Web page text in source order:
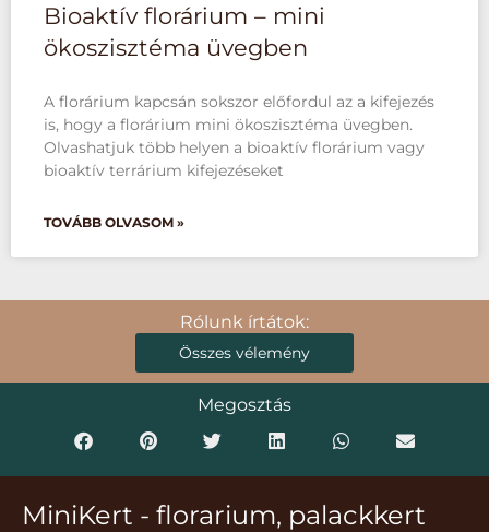
Bioaktív florárium – mini
ökoszisztéma üvegben
A florárium kapcsán sokszor előfordul az a kifejezés
is, hogy a florárium mini ökoszisztéma üvegben.
Olvashatjuk több helyen a bioaktív florárium vagy
bioaktív terrárium kifejezéseket
TOVÁBB OLVASOM »
Rólunk írtátok:
Összes vélemény
Megosztás
MiniKert - florarium, palackkert